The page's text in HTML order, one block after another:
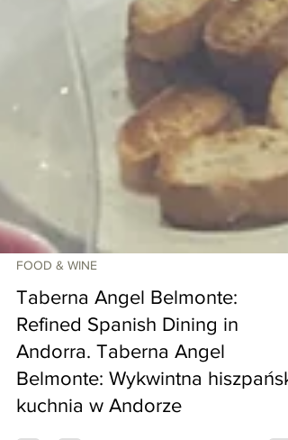
FOOD & WINE
Taberna Angel Belmonte:
Refined Spanish Dining in
Andorra. Taberna Angel